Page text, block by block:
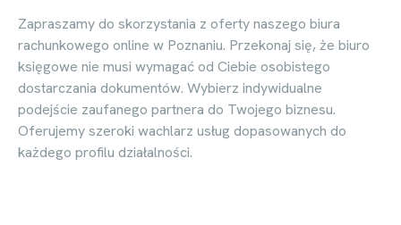
Zapraszamy do skorzystania z oferty naszego biura
rachunkowego online w Poznaniu. Przekonaj się, że biuro
księgowe nie musi wymagać od Ciebie osobistego
dostarczania dokumentów. Wybierz indywidualne
podejście zaufanego partnera do Twojego biznesu.
Oferujemy szeroki wachlarz usług dopasowanych do
każdego profilu działalności.